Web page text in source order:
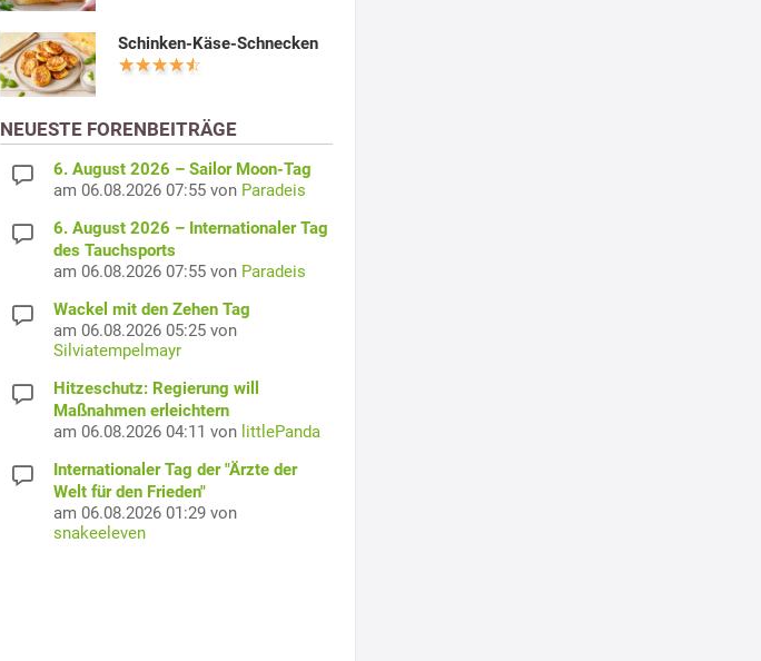
Schinken-Käse-Schnecken
NEUESTE FORENBEITRÄGE
6. August 2026 – Sailor Moon-Tag
am 06.08.2026 07:55 von Paradeis
6. August 2026 – Internationaler Tag
des Tauchsports
am 06.08.2026 07:55 von Paradeis
Wackel mit den Zehen Tag
am 06.08.2026 05:25 von
Silviatempelmayr
Hitzeschutz: Regierung will
Maßnahmen erleichtern
am 06.08.2026 04:11 von littlePanda
Internationaler Tag der "Ärzte der
Welt für den Frieden"
am 06.08.2026 01:29 von
snakeeleven